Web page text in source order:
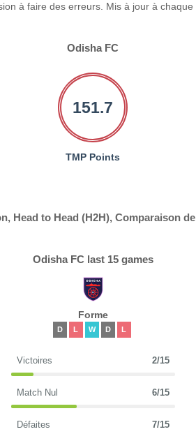
à faire des erreurs. Mis à jour à chaque
Odisha FC
151.7
TMP Points
Head to Head (H2H), Comparaison de
Odisha FC last 15 games
Forme
D L W D L
Victoires 2/15
Match Nul 6/15
Défaites 7/15